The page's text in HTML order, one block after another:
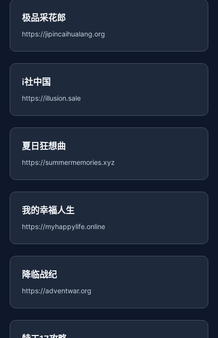
极品采花郎
https://jipincaihualang.org
i社中国
https://illusion.sale
夏日狂想曲
https://summermemories.xyz
我的幸福人生
https://myhappylife.online
降临战纪
https://adventwar.org